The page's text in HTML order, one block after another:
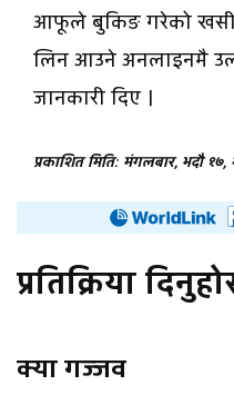
आफूले बुकिङ गरेको
लिन आउने अनलाइनमै
जानकारी दिए ।
प्रकाशित मिति: मंगलबार, भदौ १७,
प्रतिक्रिया
क्या गज्जव